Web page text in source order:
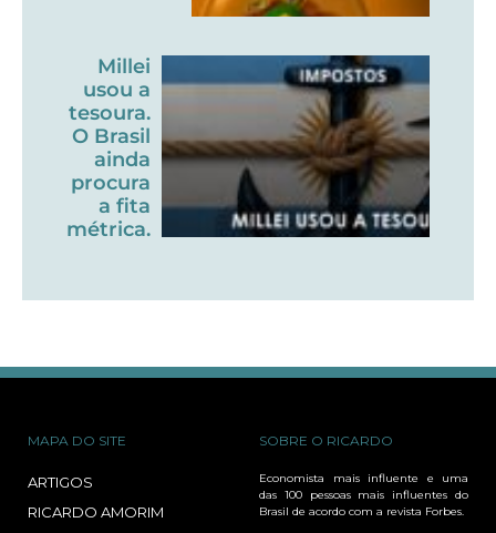
Millei
usou a
tesoura.
O Brasil
ainda
procura
a fita
métrica.
MAPA DO SITE
ARTIGOS
RICARDO AMORIM
SOBRE O RICARDO
Economista mais influente e uma
das 100 pessoas mais influentes do
Brasil de acordo com a revista Forbes.